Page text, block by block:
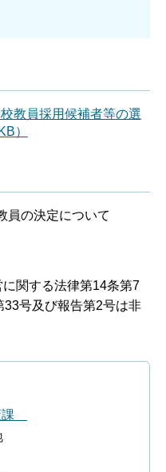
教員採用候補者等の選
）
員の決定について
関する法律第14条第7
号及び報告第2号は非
課